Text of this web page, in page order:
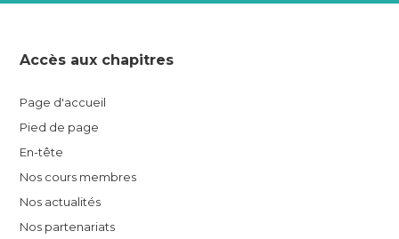
Accès aux chapitres
Page d'accueil
Pied de page
En-tête
Nos cours membres
Nos actualités
Nos partenariats